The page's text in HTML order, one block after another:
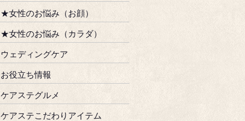
★女性のお悩み（お顔）
★女性のお悩み（カラダ）
ウェディングケア
お役立ち情報
ケアステグルメ
ケアステこだわりアイテム